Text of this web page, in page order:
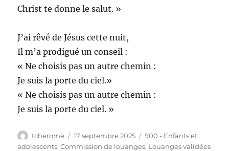
Christ te donne le salut. »
J’ai rêvé de Jésus cette nuit,
Il m’a prodigué un conseil :
« Ne choisis pas un autre chemin :
Je suis la porte du ciel.»
« Ne choisis pas un autre chemin :
Je suis la porte du ciel. »
Auteur
tcherome
Publié
le
17 septembre 2025 Catégories
900 - Enfants et
adolescents,Commission de louanges, Louanges validées